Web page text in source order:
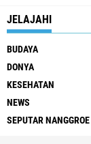
JELAJAHI
BUDAYA
DONYA
KESEHATAN
NEWS
SEPUTAR NANGGROE